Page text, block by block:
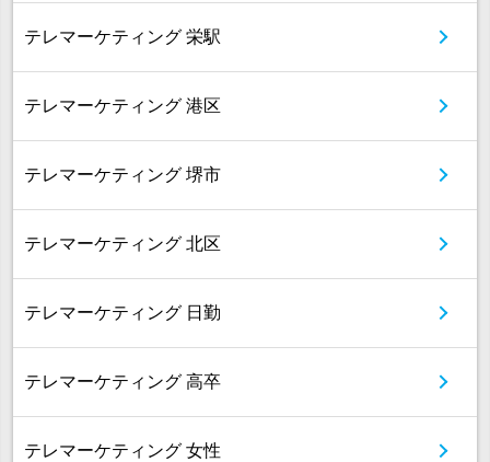
テレマーケティング 栄駅
テレマーケティング 港区
テレマーケティング 堺市
テレマーケティング 北区
テレマーケティング 日勤
テレマーケティング 高卒
テレマーケティング 女性